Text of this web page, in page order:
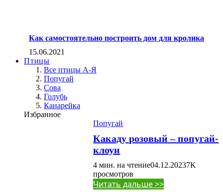
Как самостоятельно построить дом для кролика
15.06.2021
Птицы
Все птицы А-Я
Попугай
Сова
Голубь
Канарейка
Избранное
Попугай
Какаду розовый – попугай-
клоун
4 мин. на чтение04.12.20237K
просмотров
Читать дальше >>